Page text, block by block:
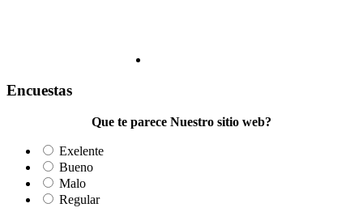
Encuestas
Que te parece Nuestro sitio web?
Exelente
Bueno
Malo
Regular